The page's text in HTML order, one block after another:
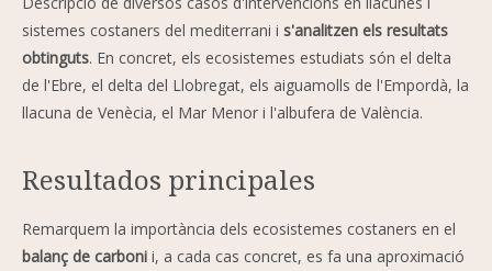
sistemes costaners del mediterrani i s'analitzen els resultats
obtinguts. En concret, els ecosistemes estudiats són el delta
de l'Ebre, el delta del Llobregat, els aiguamolls de l'Empordà, la
llacuna de Venècia, el Mar Menor i l'albufera de València.
Resultados principales
Remarquem la importància dels ecosistemes costaners en el
balanç de carboni i, a cada cas concret, es fa una aproximació